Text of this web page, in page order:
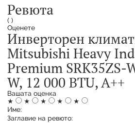
Ревюта
( )
Оценете
Инверторен
Mitsubishi Heavy
Premium SRK35ZS-
W, 12 000 BTU, A++
Вашата оценка
★
★ ★ ★
★
Име:
Заглавие на ревюто: